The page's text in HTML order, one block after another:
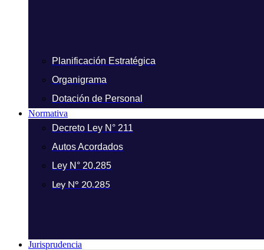
Planificación Estratégica
Organigrama
Dotación de Personal
Normativa
Decreto Ley N° 211
Autos Acordados
Ley N° 20.285
Ley N° 20.285
Jurisprudencia